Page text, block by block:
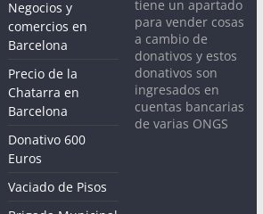
Negocios y
comercios en
Barcelona
Precio de la
Chatarra en
Barcelona
Donativo 600
Euros
Vaciado de Pisos
tiene un apartado
para vender cosas
a cambio de
donativos y estos
donativos son
ingresados en
cuentas bancarias
de varias ONGS